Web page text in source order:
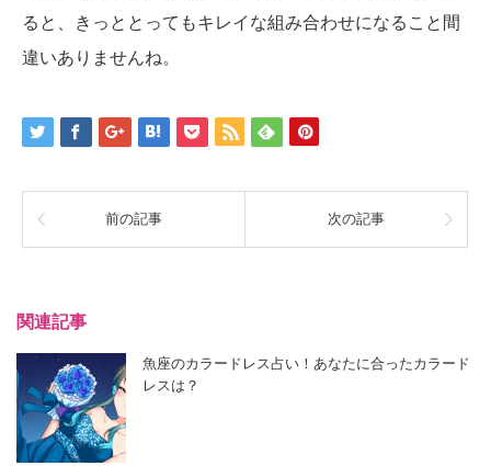
ると、きっととってもキレイな組み合わせになること間
違いありませんね。
前の記事 次の記事
関連記事
魚座のカラードレス占い！あなたに合ったカラード
レスは？